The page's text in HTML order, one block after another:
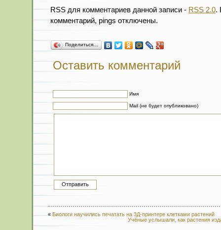
RSS для комментариев данной записи - RSS 2.0.
комментарий, pings отключены.
Поделиться…
Оставить комментарий
Имя
Mail (не будет опубликовано)
« Биологи научились печатать на 3Д-принтере клетками растений
Учёные услышали, как растения